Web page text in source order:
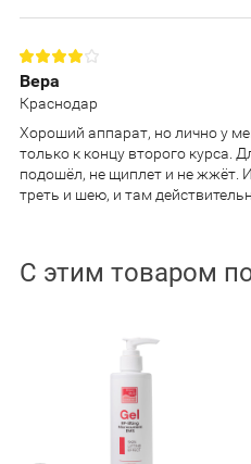
Вера
Краснодар
Хороший аппарат, но лично у
только к концу второго курса.
подошёл, не щиплет и не
треть и шею, и там
С этим товаром